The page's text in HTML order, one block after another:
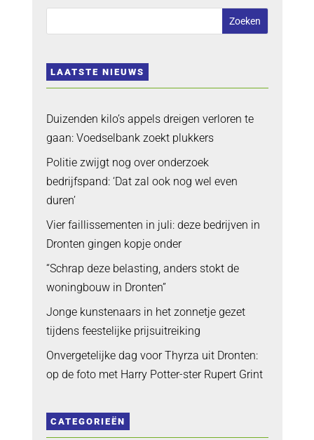
LAATSTE NIEUWS
Duizenden kilo’s appels dreigen verloren te
gaan: Voedselbank zoekt plukkers
Politie zwijgt nog over onderzoek
bedrijfspand: ‘Dat zal ook nog wel even
duren’
Vier faillissementen in juli: deze bedrijven in
Dronten gingen kopje onder
“Schrap deze belasting, anders stokt de
woningbouw in Dronten”
Jonge kunstenaars in het zonnetje gezet
tijdens feestelijke prijsuitreiking
Onvergetelijke dag voor Thyrza uit Dronten:
op de foto met Harry Potter-ster Rupert Grint
CATEGORIEËN